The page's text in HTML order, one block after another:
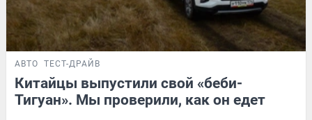
АВТО ТЕСТ-ДРАЙВ
Китайцы выпустили свой «беби-
Тигуан». Мы проверили, как он едет